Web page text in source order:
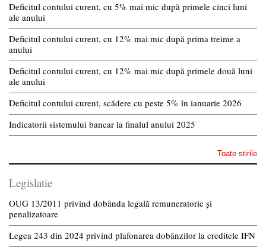
Deficitul contului curent, cu 5% mai mic după primele cinci luni
ale anului
Deficitul contului curent, cu 12% mai mic după prima treime a
anului
Deficitul contului curent, cu 12% mai mic după primele două luni
ale anului
Deficitul contului curent, scădere cu peste 5% în ianuarie 2026
Indicatorii sistemului bancar la finalul anului 2025
Toate stirile
Legislatie
OUG 13/2011 privind dobânda legală remuneratorie și
penalizatoare
Legea 243 din 2024 privind plafonarea dobânzilor la creditele IFN